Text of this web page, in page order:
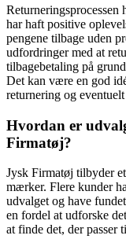
har haft positive
pengene tilbage uden
udfordringer med at
tilbagebetaling på
Det kan være en god
returnering og
Hvordan er
Firmatøj?
Jysk Firmatøj tilbyder
mærker. Flere kunder
udvalget og have
en fordel at udforske
at finde det, der passer